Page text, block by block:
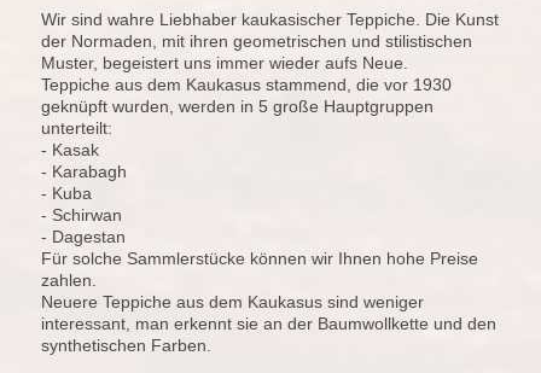
Wir sind wahre Liebhaber kaukasischer Teppiche. Die Kunst
der Normaden, mit ihren geometrischen und stilistischen
Muster, begeistert uns immer wieder aufs Neue.
Teppiche aus dem Kaukasus stammend, die vor 1930
geknüpft wurden, werden in 5 große Hauptgruppen
unterteilt:
- Kasak
- Karabagh
- Kuba
- Schirwan
- Dagestan
Für solche Sammlerstücke können wir Ihnen hohe Preise
zahlen.
Neuere Teppiche aus dem Kaukasus sind weniger
interessant, man erkennt sie an der Baumwollkette und den
synthetischen Farben.